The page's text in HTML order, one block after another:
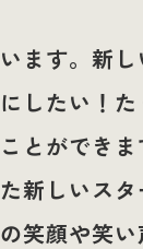
ます。新
したい！
とができ
新しいス
笑顔や笑